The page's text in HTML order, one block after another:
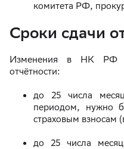
комитета РФ,
Сроки сдачи
Изменения в НК РФ
отчётности:
до 25 числа
периодом, нужно
страховым взносам
до 25 числа